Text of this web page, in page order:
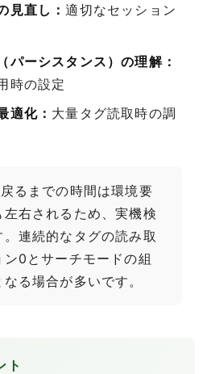
見直し：適切なセッション
パーシスタンス）の理解：
時の設定
適化： 大量タグ読取時の調
るまでの時間は環境要
右されるため、実機検
連続的なタグの読み取
ン0とサーチモードの組
る場合が多いです。
ト